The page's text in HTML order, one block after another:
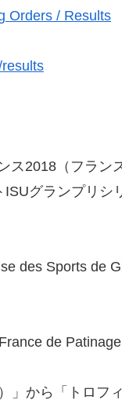
Orders / Results
2018（フラン
グランプリシ
des Sports de
de
から「トロフ